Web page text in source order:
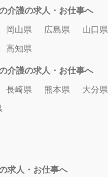
介護の求人・お仕事へ
岡山県 広島県 山口県
高知県
介護の求人・お仕事へ
長崎県 熊本県 大分県
求人・お仕事へ